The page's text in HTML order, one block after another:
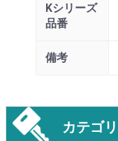
Kシリーズ
品番
備考
カテゴ